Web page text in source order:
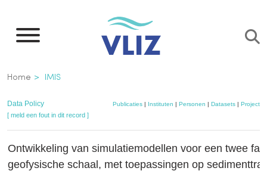
naar
inhoud
gaan
Kruimelpad
Home IMIS
Data Policy Publicaties | Instituten | Personen | Datasets | Projecten
[ meld een fout in dit record ]
Ontwikkeling van simulatiemodellen voor een twee
geofysische schaal, met toepassingen op